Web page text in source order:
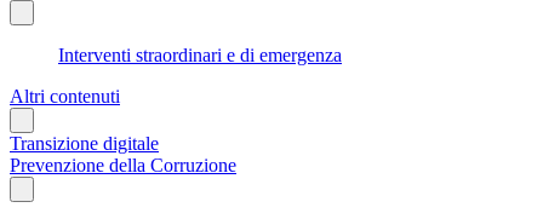
Interventi straordinari e di emergenza
Altri contenuti
Transizione digitale
Prevenzione della Corruzione